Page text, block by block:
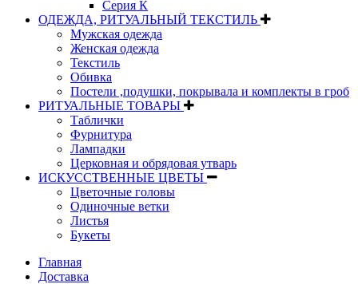
Серия К
ОДЕЖДА, РИТУАЛЬНЫЙ ТЕКСТИЛЬ
Мужская одежда
Женская одежда
Текстиль
Обивка
Постели ,подушки, покрывала и комплекты в гроб
РИТУАЛЬНЫЕ ТОВАРЫ
Таблички
Фурнитура
Лампадки
Церковная и обрядовая утварь
ИСКУССТВЕННЫЕ ЦВЕТЫ
Цветочные головы
Одиночные ветки
Листья
Букеты
Главная
Доставка